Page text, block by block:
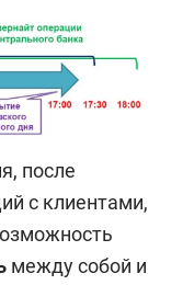
после
с клиентами,
между собой и